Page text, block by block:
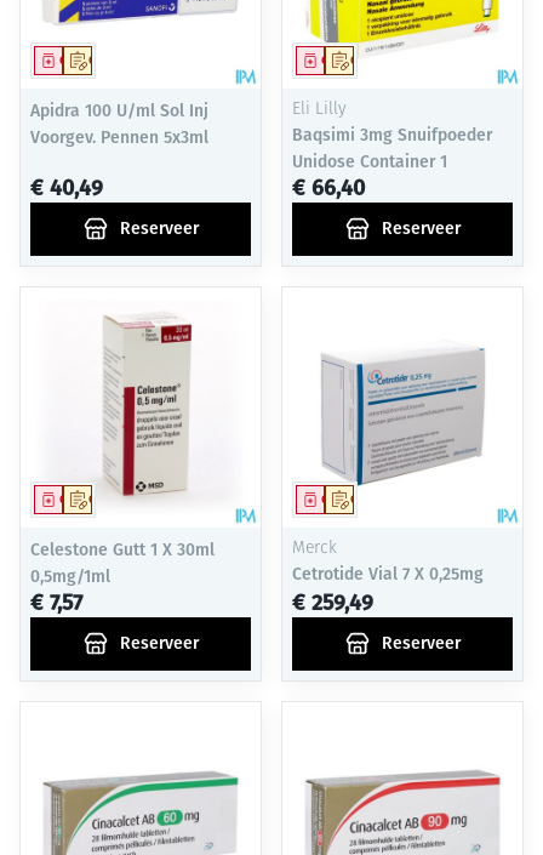
Op voorschrift
Geneesmiddel
Apidra 100 U/ml Sol Inj
Voorgev. Pennen 5x3ml
€ 40,49
Reserveer
Op voorschrift
Geneesmiddel
Eli Lilly
Baqsimi 3mg Snuifpoeder
Unidose Container 1
€ 66,40
Reserveer
Op voorschrift
Geneesmiddel
Celestone Gutt 1 X 30ml
0,5mg/1ml
€ 7,57
Reserveer
Op voorschrift
Geneesmiddel
Merck
Cetrotide Vial 7 X 0,25mg
€ 259,49
Reserveer